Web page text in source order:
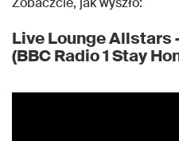
Live Lounge Allstars
(BBC Radio 1 Stay